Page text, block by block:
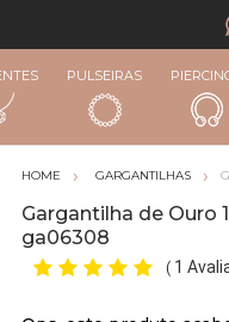
PULSEIRAS
GARGANTILHAS
Gargantilha de Ouro
ga06308
( 1